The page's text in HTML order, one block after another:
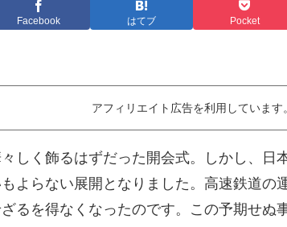
Facebook はてブ Pocket
アフィリエイト広告を利用しています。
しく飾るはずだった開会式。しかし、日
よらない展開となりました。高速鉄道の
るを得なくなったのです。この予期せぬ